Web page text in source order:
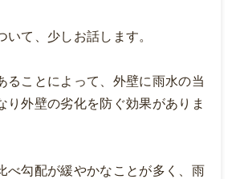
いて、少しお話します。
ることによって、外壁に雨水の当
り外壁の劣化を防ぐ効果がありま
べ勾配が緩やかなことが多く、雨